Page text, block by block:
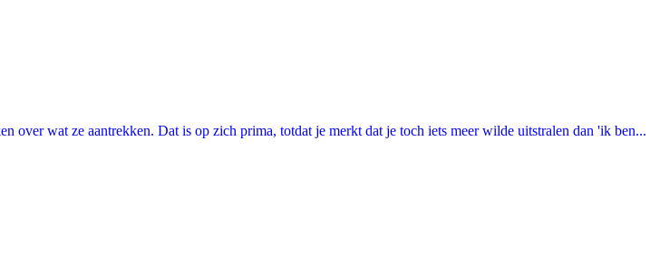
over wat ze aantrekken. Dat is op zich prima, totdat je merkt dat je toch iets meer wilde uitstralen dan 'ik ben...